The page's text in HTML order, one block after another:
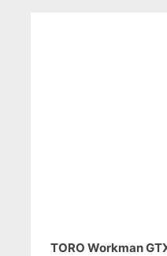
TORO Workman